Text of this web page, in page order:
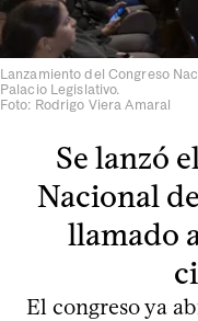
Lanzamiento del Congreso
Palacio Legislativo.
Foto: Rodrigo Viera Amaral
Se lanzó
Nacional
llamado
El congreso ya